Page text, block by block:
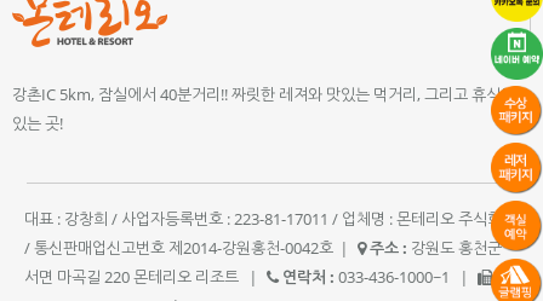
강촌IC 5km, 잠실에서 40분거리!! 짜릿한 레져와 맛있는 먹거리, 그리고 휴식이
있는 곳!
대표 : 강창희 / 사업자등록번호 : 223-81-17011 / 업체명 : 몬테리오 주식회사
/ 통신판매업신고번호 제2014-강원홍천-0042호 | 주소 : 강원도 홍천군
서면 마곡길 220 몬테리오 리조트
| 연락처 : 033-436-1000~1
|